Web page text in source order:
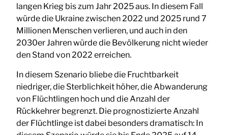
langen Krieg bis zum Jahr 2025 aus. In diesem Fall
würde die Ukraine zwischen 2022 und 2025 rund 7
Millionen Menschen verlieren, und auch in den
2030er Jahren würde die Bevölkerung nicht wieder
den Stand von 2022 erreichen.
In diesem Szenario bliebe die Fruchtbarkeit
niedriger, die Sterblichkeit höher, die Abwanderung
von Flüchtlingen hoch und die Anzahl der
Rückkehrer begrenzt. Die prognostizierte Anzahl
der Flüchtlinge ist dabei besonders dramatisch: In